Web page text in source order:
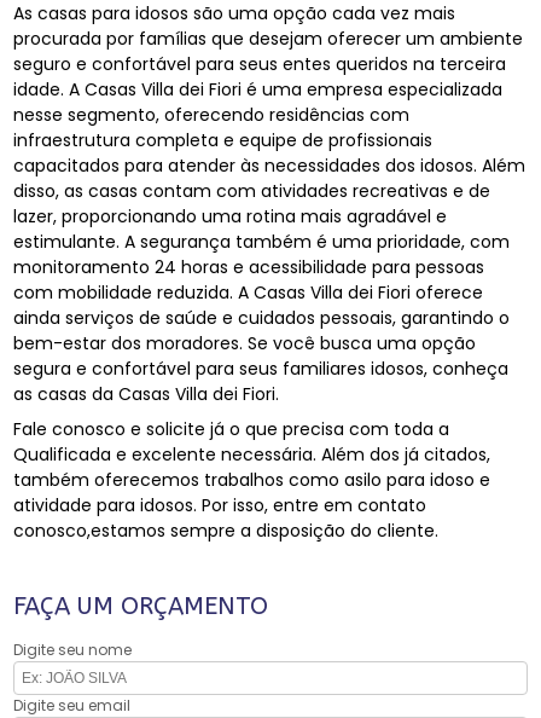
As casas para idosos são uma opção cada vez mais
procurada por famílias que desejam oferecer um ambiente
seguro e confortável para seus entes queridos na terceira
idade. A Casas Villa dei Fiori é uma empresa especializada
nesse segmento, oferecendo residências com
infraestrutura completa e equipe de profissionais
capacitados para atender às necessidades dos idosos. Além
disso, as casas contam com atividades recreativas e de
lazer, proporcionando uma rotina mais agradável e
estimulante. A segurança também é uma prioridade, com
monitoramento 24 horas e acessibilidade para pessoas
com mobilidade reduzida. A Casas Villa dei Fiori oferece
ainda serviços de saúde e cuidados pessoais, garantindo o
bem-estar dos moradores. Se você busca uma opção
segura e confortável para seus familiares idosos, conheça
as casas da Casas Villa dei Fiori.
Fale conosco e solicite já o que precisa com toda a
Qualificada e excelente necessária. Além dos já citados,
também oferecemos trabalhos como asilo para idoso e
atividade para idosos. Por isso, entre em contato
conosco,estamos sempre a disposição do cliente.
FAÇA UM ORÇAMENTO
Digite seu nome
Digite seu email